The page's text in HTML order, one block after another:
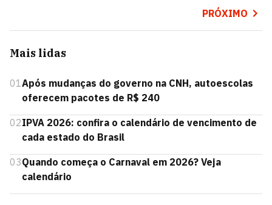
PRÓXIMO
Mais lidas
01Após mudanças do governo na CNH, autoescolas
oferecem pacotes de R$ 240
02IPVA 2026: confira o calendário de vencimento de
cada estado do Brasil
03Quando começa o Carnaval em 2026? Veja
calendário